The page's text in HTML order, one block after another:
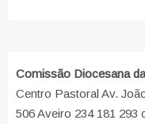
Comissão Diocesana
Centro Pastoral Av.
506 Aveiro 234 181 293